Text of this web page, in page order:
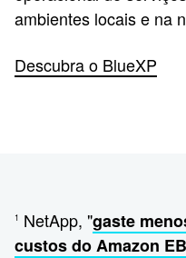
ambientes locais e na
Descubra o BlueXP
1 NetApp, "gaste
custos do Amazon